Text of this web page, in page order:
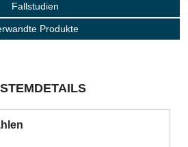
Fallstudien
Produkte